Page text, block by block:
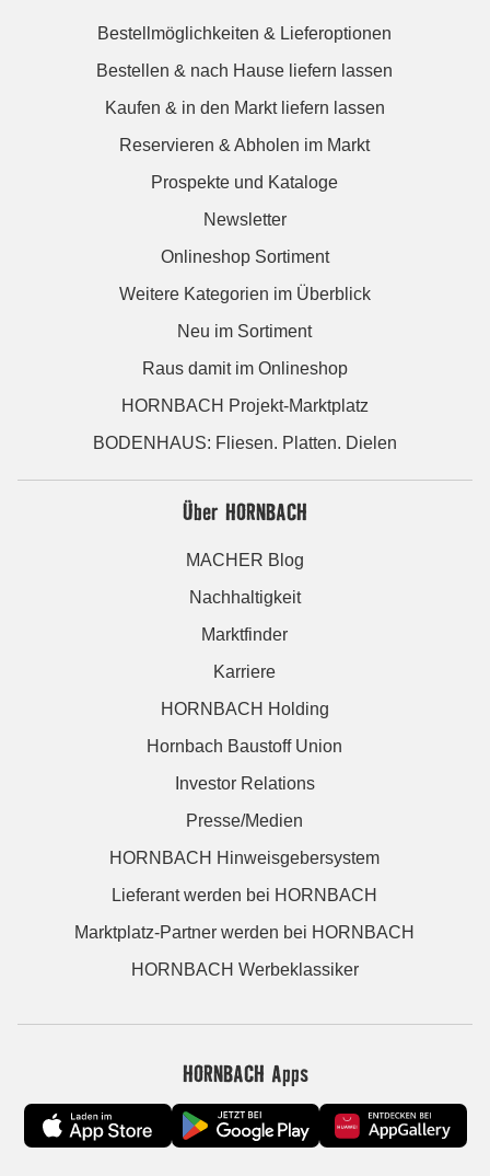
Bestellmöglichkeiten & Lieferoptionen
Bestellen & nach Hause liefern lassen
Kaufen & in den Markt liefern lassen
Reservieren & Abholen im Markt
Prospekte und Kataloge
Newsletter
Onlineshop Sortiment
Weitere Kategorien im Überblick
Neu im Sortiment
Raus damit im Onlineshop
HORNBACH Projekt-Marktplatz
BODENHAUS: Fliesen. Platten. Dielen
Über HORNBACH
MACHER Blog
Nachhaltigkeit
Marktfinder
Karriere
HORNBACH Holding
Hornbach Baustoff Union
Investor Relations
Presse/Medien
HORNBACH Hinweisgebersystem
Lieferant werden bei HORNBACH
Marktplatz-Partner werden bei HORNBACH
HORNBACH Werbeklassiker
HORNBACH Apps